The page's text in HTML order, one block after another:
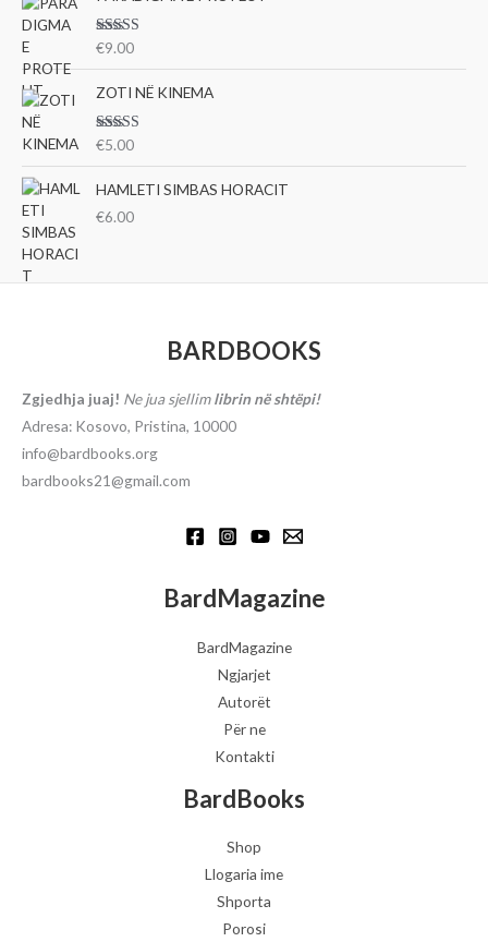
Vlerësu
3.00
nga 5
€9.00
ZOTI NË KINEMA
Vlerësu
3.00
nga 5
€5.00
HAMLETI SIMBAS HORACIT
€6.00
BARDBOOKS
Zgjedhja juaj! Ne jua sjellimlibrin në shtëpi!
Adresa: Kosovo, Pristina, 10000
info@bardbooks.org
bardbooks21@gmail.com
BardMagazine
BardMagazine
Ngjarjet
Autorët
Për ne
Kontakti
BardBooks
Shop
Llogaria ime
Shporta
Porosi